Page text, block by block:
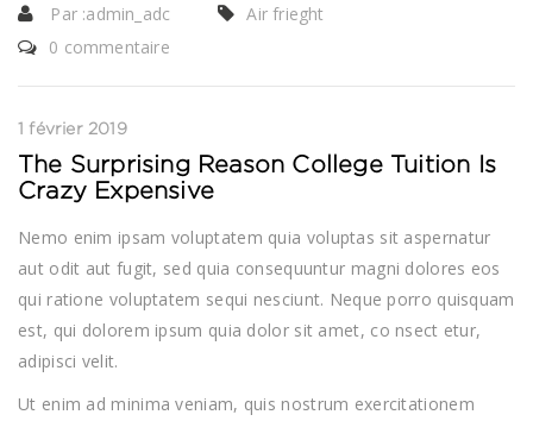
Par :admin_adc
Air frieght
0 commentaire
1 février 2019
The Surprising Reason College Tuition Is
Crazy Expensive
Nemo enim ipsam voluptatem quia voluptas sit aspernatur
aut odit aut fugit, sed quia consequuntur magni dolores eos
qui ratione voluptatem sequi nesciunt. Neque porro quisquam
est, qui dolorem ipsum quia dolor sit amet, co nsect etur,
adipisci velit.
Ut enim ad minima veniam, quis nostrum exercitationem